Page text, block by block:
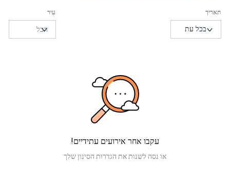
עקבו אחר אירועים עתידיים!
או נסה לשנות את הגדרות הסינון שלך